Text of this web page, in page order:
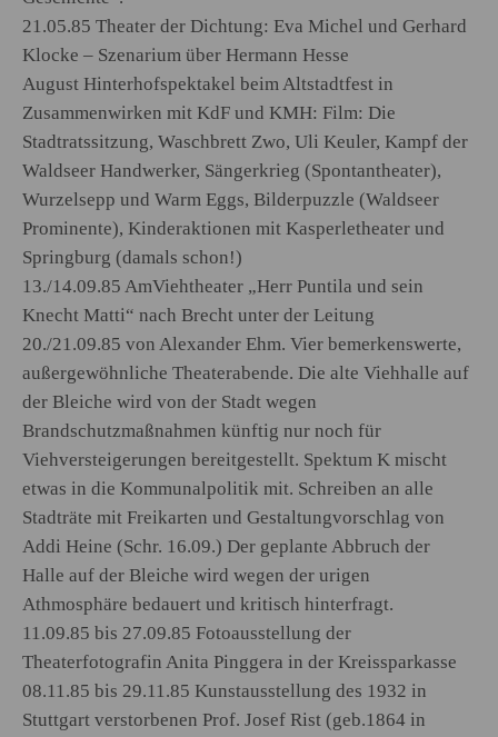
21.05.85 Theater der Dichtung: Eva Michel und Gerhard
Klocke – Szenarium über Hermann Hesse
August Hinterhofspektakel beim Altstadtfest in
Zusammenwirken mit KdF und KMH: Film: Die
Stadtratssitzung, Waschbrett Zwo, Uli Keuler, Kampf der
Waldseer Handwerker, Sängerkrieg (Spontantheater),
Wurzelsepp und Warm Eggs, Bilderpuzzle (Waldseer
Prominente), Kinderaktionen mit Kasperletheater und
Springburg (damals schon!)
13./14.09.85 AmViehtheater „Herr Puntila und sein
Knecht Matti“ nach Brecht unter der Leitung
20./21.09.85 von Alexander Ehm. Vier bemerkenswerte,
außergewöhnliche Theaterabende. Die alte Viehhalle auf
der Bleiche wird von der Stadt wegen
Brandschutzmaßnahmen künftig nur noch für
Viehversteigerungen bereitgestellt. Spektum K mischt
etwas in die Kommunalpolitik mit. Schreiben an alle
Stadträte mit Freikarten und Gestaltungvorschlag von
Addi Heine (Schr. 16.09.) Der geplante Abbruch der
Halle auf der Bleiche wird wegen der urigen
Athmosphäre bedauert und kritisch hinterfragt.
11.09.85 bis 27.09.85 Fotoausstellung der
Theaterfotografin Anita Pinggera in der Kreissparkasse
08.11.85 bis 29.11.85 Kunstausstellung des 1932 in
Stuttgart verstorbenen Prof. Josef Rist (geb.1864 in